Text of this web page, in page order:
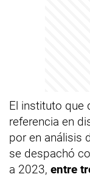
El instituto que
referencia en
por en análisis
se despachó
a 2023, entre